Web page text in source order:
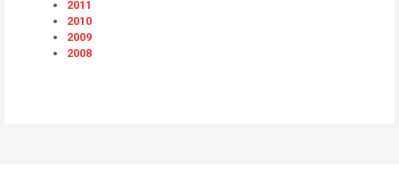
2011
2010
2009
2008